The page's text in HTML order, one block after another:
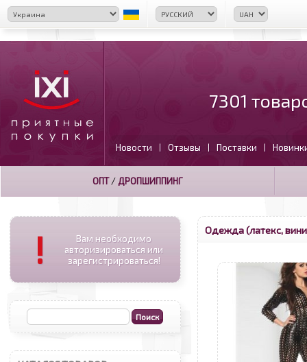
7301
Новости | Отзывы | Поставки |
ОПТ/ ДРОПШИППИНГ
!
Вам необходимо
авторизироваться или
зарегистрироваться!
Одежда (латекс,